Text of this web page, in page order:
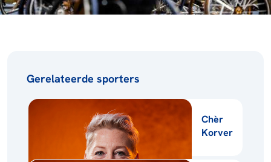
Gerelateerde sporters
Chèr
Korver